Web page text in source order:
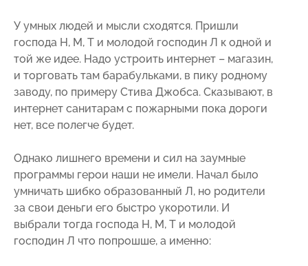
У умных людей и мысли сходятся. Пришли
господа Н, М, Т и молодой господин Л к одной и
той же идее. Надо устроить интернет – магазин,
и торговать там барабульками, в пику родному
заводу, по примеру Стива Джобса. Сказывают, в
интернет санитарам с пожарными пока дороги
нет, все полегче будет.
Однако лишнего времени и сил на заумные
программы герои наши не имели. Начал было
умничать шибко образованный Л, но родители
за свои деньги его быстро укоротили. И
выбрали тогда господа Н, М, Т и молодой
господин Л что попрошше, а именно: